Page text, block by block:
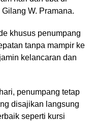
W. Pramana.
khusus penumpang
tanpa mampir ke
kelancaran dan
penumpang tetap
disajikan langsung
seperti kursi